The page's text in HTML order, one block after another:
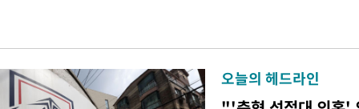
오늘의 헤드라인